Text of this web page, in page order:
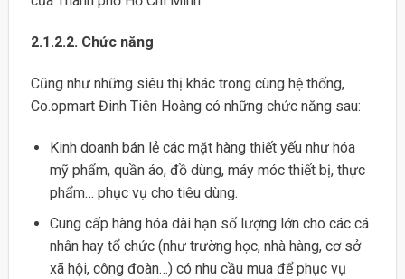
2.1.2.2. Chức năng
Cũng như những siêu thị khác trong cùng hệ thống,
Co.opmart Đinh Tiên Hoàng có những chức năng sau:
Kinh doanh bán lẻ các mặt hàng thiết yếu như hóa
mỹ phẩm, quần áo, đồ dùng, máy móc thiết bị, thực
phẩm… phục vụ cho tiêu dùng.
Cung cấp hàng hóa dài hạn số lượng lớn cho các cá
nhân hay tổ chức (như trường học, nhà hàng, cơ sở
xã hội, công đoàn…) có nhu cầu mua để phục vụ